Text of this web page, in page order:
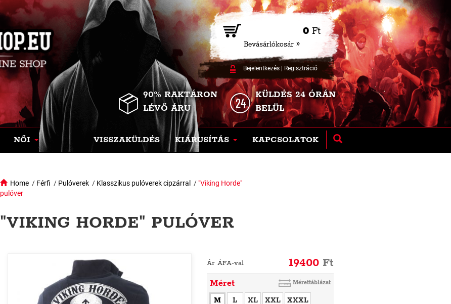
0 Ft
Bevásárlókosár »
Bejelentkezés| Regisztráció
90% RAKTÁRON
LÉVŐ ÁRU
KÜLDÉS 24 ÓRÁN
BELÜL
NŐI VISSZAKÜLDÉS KIÁRUSÍTÁS KAPCSOLATOK
Home / Férfi / Pulóverek / Klasszikus pulóverek cipzárral / "Viking Horde"
pulóver
"VIKING HORDE" PULÓVER
Ár ÁFA-val 19400 Ft
Méret Mérettáblázat
M L XL XXL XXXL